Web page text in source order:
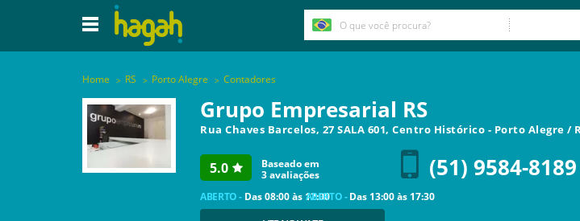
Home RS Porto Alegre Contadores
Grupo Empresarial RS
Rua Chaves Barcelos, 27 SALA 601, Centro Histórico - Porto Alegre /
5.0
Baseado em
3avaliações (51) 9584-8189
ABERTO - Das08:00às 12:00
ABERTO -Das 13:00às 17:30